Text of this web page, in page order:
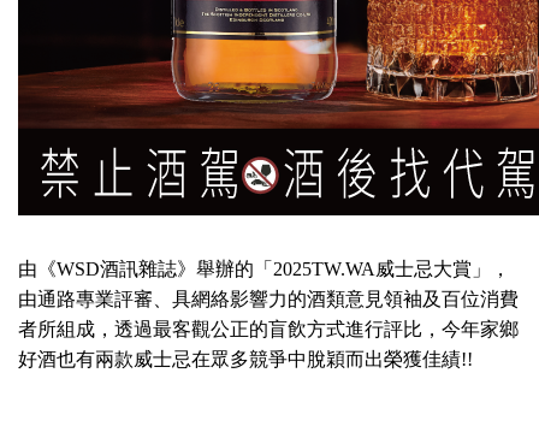
由《WSD酒訊雜誌》舉辦的「2025TW.WA威士忌大賞」，
由通路專業評審、具網絡影響力的酒類意見領袖及百位消費
者所組成，透過最客觀公正的盲飲方式進行評比，今年家鄉
好酒也有兩款威士忌在眾多競爭中脫穎而出榮獲佳績!!